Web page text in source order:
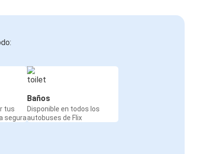
tus
segura
Baños
Disponible en todos los
autobuses de Flix